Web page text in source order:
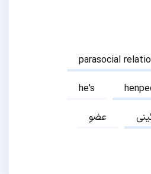
parasocial
he's
عضو